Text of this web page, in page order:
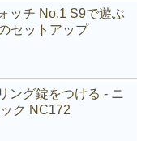
ッチ No.1 S9で遊ぶ
セットアップ
ング錠をつける - ニ
ク NC172